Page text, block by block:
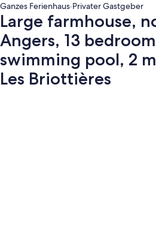
Ganzes Ferienhaus·Privater Gastgeber
Large farmhouse,
Angers, 13
swimming pool, 2
Les Briottières